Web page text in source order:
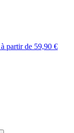
à partir de 59,90 €